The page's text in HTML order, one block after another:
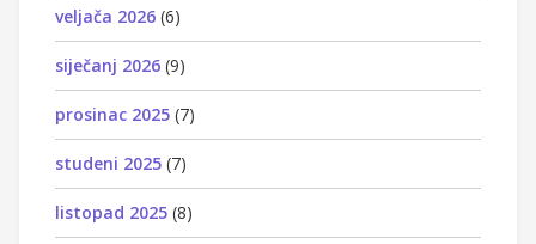
veljača 2026 (6)
siječanj 2026 (9)
prosinac 2025 (7)
studeni 2025 (7)
listopad 2025 (8)